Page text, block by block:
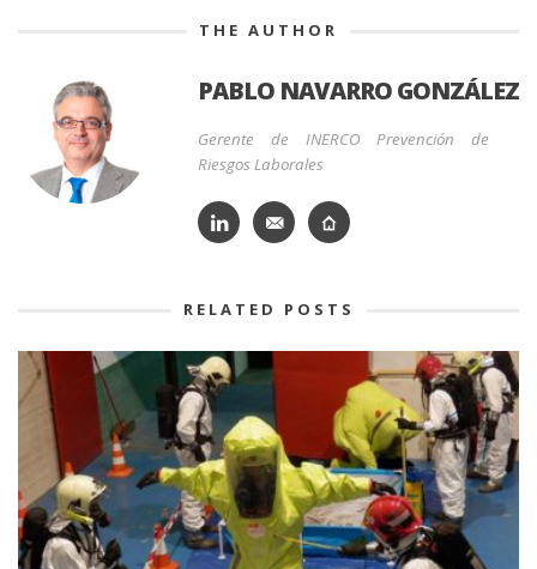
THE AUTHOR
PABLO NAVARRO GONZÁLEZ
Gerente de INERCO Prevención de
Riesgos Laborales
RELATED POSTS